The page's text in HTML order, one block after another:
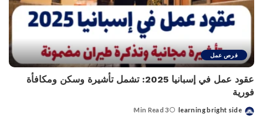
فرص عمل
عقود عمل في إسبانيا 2025: تشمل تأشيرة وسكن ومكافأة
فورية
Posted
learning bright side
3 Min Read